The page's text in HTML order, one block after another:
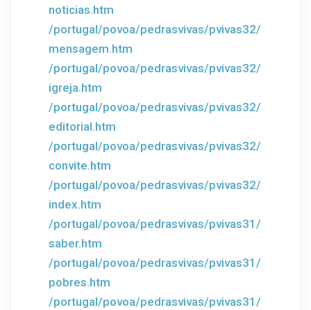
noticias.htm
/portugal/povoa/pedrasvivas/pvivas32/
mensagem.htm
/portugal/povoa/pedrasvivas/pvivas32/
igreja.htm
/portugal/povoa/pedrasvivas/pvivas32/
editorial.htm
/portugal/povoa/pedrasvivas/pvivas32/
convite.htm
/portugal/povoa/pedrasvivas/pvivas32/
index.htm
/portugal/povoa/pedrasvivas/pvivas31/
saber.htm
/portugal/povoa/pedrasvivas/pvivas31/
pobres.htm
/portugal/povoa/pedrasvivas/pvivas31/